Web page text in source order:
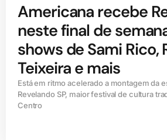
Americana recebe
neste final de
shows de Sami Rico,
Teixeira e mais
Está em ritmo acelerado a montagem da
Revelando SP, maior festival de cultura
Centro